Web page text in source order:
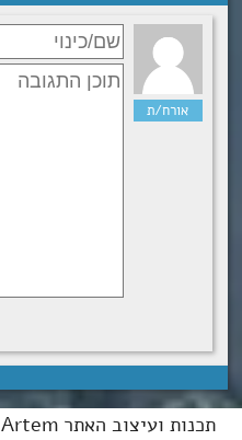
תכנות ועיצוב האתר Artem | רקע ולוגו Benji&Ido4224